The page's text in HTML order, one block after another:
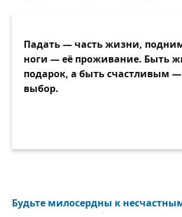
Падать — часть жизни,
ноги — её проживание. Быть
подарок, а быть счастливым
выбор.
Будьте милосердны к